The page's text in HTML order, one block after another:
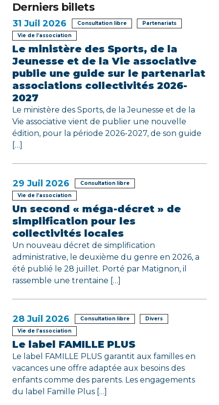
’
a
r
t
i
c
l
e
Derniers billets
31 Juil 2026 Consultation libre
Partenariats
Vie de l’association
Le ministère des Sports, de la
Jeunesse et de la Vie associative
publie une guide sur le partenariat
associations collectivités 2026-
2027
Le ministère des Sports, de la Jeunesse et de la
Vie associative vient de publier une nouvelle
édition, pour la période 2026-2027, de son guide
[…]
29 Juil 2026
Consultation libre
Vie de l’association
Un second « méga-décret » de
simplification pour les
collectivités locales
Un nouveau décret de simplification
administrative, le deuxième du genre en 2026, a
été publié le 28 juillet. Porté par Matignon, il
rassemble une trentaine […]
28 Juil 2026 Consultation libre
Divers
Vie de l’association
Le label FAMILLE PLUS
Le label FAMILLE PLUS garantit aux familles en
vacances une offre adaptée aux besoins des
enfants comme des parents. Les engagements
du label Famille Plus […]